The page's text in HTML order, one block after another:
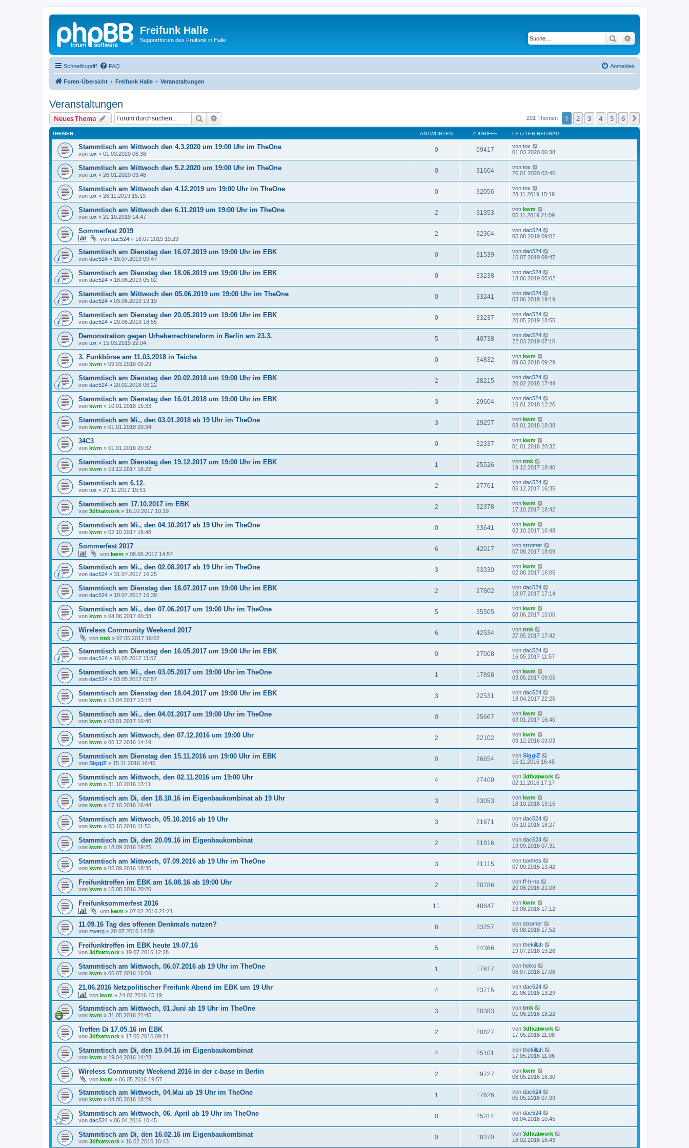
Freifunk Halle
Supportforum des Freifunk in Halle Suche
Schnellzugriff FAQ Anmelden
Foren-Übersicht Freifunk Halle Veranstaltungen
Veranstaltungen
Neues Thema Suche 291 Themen 1 2 3 4 5 6
THEMEN ANTWORTEN ZUGRIFFE LETZTER BEITRAG
Stammtisch am Mittwoch den 4.3.2020 um 19:00 Uhr im TheOne
von tox » 01.03.2020 06:38
0 69417 von tox
01.03.2020 06:38
Stammtisch am Mittwoch den 5.2.2020 um 19:00 Uhr im TheOne
von tox » 26.01.2020 03:46
0 31604 von tox
26.01.2020 03:46
Stammtisch am Mittwoch den 4.12.2019 um 19:00 Uhr im TheOne
von tox » 28.11.2019 15:19
0 32056 von tox
28.11.2019 15:19
Stammtisch am Mittwoch den 6.11.2019 um 19:00 Uhr im TheOne
von tox » 21.10.2019 14:47
2 31353 von kwm
05.11.2019 21:09
Sommerfest 2019
von dac524 » 16.07.2019 19:29
2 32364 von dac524
05.08.2019 09:02
Stammtisch am Dienstag den 16.07.2019 um 19:00 Uhr im EBK
von dac524 » 16.07.2019 09:47
0 31539 von dac524
16.07.2019 09:47
Stammtisch am Dienstag den 18.06.2019 um 19:00 Uhr im EBK
von dac524 » 18.06.2019 05:02
0 33238 von dac524
18.06.2019 05:02
Stammtisch am Mittwoch den 05.06.2019 um 19:00 Uhr im TheOne
von dac524 » 03.06.2019 19:19
0 33241 von dac524
03.06.2019 19:19
Stammtisch am Dienstag den 20.05.2019 um 19:00 Uhr im EBK
von dac524 » 20.05.2019 18:55
0 33237 von dac524
20.05.2019 18:55
Demonstration gegen Urheberrechtsreform in Berlin am 23.3.
von tox » 15.03.2019 22:04
5 40738 von dac524
22.03.2019 07:10
3. Funkbörse am 11.03.2018 in Teicha
von kwm » 09.03.2018 09:29
0 34832 von kwm
09.03.2018 09:29
Stammtisch am Dienstag den 20.02.2018 um 19:00 Uhr im EBK
von dac524 » 20.02.2018 06:22
2 28215 von dac524
20.02.2018 17:44
Stammtisch am Dienstag den 16.01.2018 um 19:00 Uhr im EBK
von kwm » 10.01.2018 15:33
3 29604 von dac524
16.01.2018 12:26
Stammtisch am Mi., den 03.01.2018 ab 19 Uhr im TheOne
von kwm » 01.01.2018 20:34
3 29257 von kwm
03.01.2018 18:38
34C3
von kwm » 01.01.2018 20:32
0 32337 von kwm
01.01.2018 20:32
Stammtisch am Dienstag den 19.12.2017 um 19:00 Uhr im EBK
von kwm » 19.12.2017 18:22
1 25526 von tmk
19.12.2017 18:40
Stammtisch am 6.12.
von tox » 27.11.2017 19:51
2 27761 von dac524
06.12.2017 16:35
Stammtisch am 17.10.2017 im EBK
von 3dfxatwork » 16.10.2017 10:19
2 32378 von kwm
17.10.2017 18:42
Stammtisch am Mi., den 04.10.2017 ab 19 Uhr im TheOne
von kwm » 02.10.2017 16:48
0 33641 von kwm
02.10.2017 16:48
Sommerfest 2017
von kwm » 08.06.2017 14:57
6 42017 von stromer
07.08.2017 18:09
Stammtisch am Mi., den 02.08.2017 ab 19 Uhr im TheOne
von dac524 » 31.07.2017 16:25
3 33330 von kwm
02.08.2017 16:05
Stammtisch am Dienstag den 18.07.2017 um 19:00 Uhr im EBK
von dac524 » 18.07.2017 16:39
2 27802 von dac524
18.07.2017 17:14
Stammtisch am Mi., den 07.06.2017 um 19:00 Uhr im TheOne
von kwm » 04.06.2017 00:33
5 35505 von kwm
08.06.2017 15:00
Wireless Community Weekend 2017
von tmk » 07.05.2017 16:52
6 42534 von tmk
27.05.2017 17:42
Stammtisch am Dienstag den 16.05.2017 um 19:00 Uhr im EBK
von dac524 » 16.05.2017 11:57
0 27008 von dac524
16.05.2017 11:57
Stammtisch am Mi., den 03.05.2017 um 19:00 Uhr im TheOne
von dac524 » 03.05.2017 07:57
1 17898 von kwm
03.05.2017 09:05
Stammtisch am Dienstag den 18.04.2017 um 19:00 Uhr im EBK
von kwm » 13.04.2017 13:18
3 22531 von dac524
18.04.2017 22:25
Stammtisch am Mi., den 04.01.2017 um 19:00 Uhr im TheOne
von kwm » 03.01.2017 16:40
0 25667 von kwm
03.01.2017 16:40
Stammtisch am Mittwoch, den 07.12.2016 um 19:00 Uhr
von kwm » 06.12.2016 14:19
2 22102 von kwm
09.12.2016 03:03
Stammtisch am Dienstag den 15.11.2016 um 19:00 Uhr im EBK
von SiggiZ » 15.11.2016 16:45
0 26654 von SiggiZ
15.11.2016 16:45
Stammtisch am Mittwoch, den 02.11.2016 um 19:00 Uhr
von kwm » 31.10.2016 13:11
4 27409 von 3dfxatwork
02.11.2016 17:17
Stammtisch am Di, den 18.10.16 im Eigenbaukombinat ab 19 Uhr
von kwm » 17.10.2016 16:44
3 23053 von kwm
18.10.2016 19:15
Stammtisch am Mittwoch, 05.10.2016 ab 19 Uhr
von kwm » 05.10.2016 11:53
3 21671 von dac524
05.10.2016 18:27
Stammtisch am Di, den 20.09.16 im Eigenbaukombinat
von kwm » 18.09.2016 19:25
2 21816 von dac524
19.09.2016 07:31
Stammtisch am Mittwoch, 07.09.2016 ab 19 Uhr im TheOne
von kwm » 06.09.2016 18:35
3 21115 von tuxmos
07.09.2016 13:42
Freifunktreffen im EBK am 16.08.16 ab 19:00 Uhr
von kwm » 15.08.2016 20:20
2 20786 von ff-h-no
20.08.2016 21:08
Freifunksommerfest 2016
von kwm » 07.02.2016 21:21
11 48847 von kwm
13.08.2016 17:12
11.09.16 Tag des offenen Denkmals nutzen?
von zwerg » 28.07.2016 14:59
8 33257 von stromer
05.08.2016 17:52
Freifunktreffen im EBK heute 19.07.16
von 3dfxatwork » 19.07.2016 12:28
5 24366 von thekillah
19.07.2016 19:28
Stammtisch am Mittwoch, 06.07.2016 ab 19 Uhr im TheOne
von kwm » 06.07.2016 16:59
1 17617 von heiko
06.07.2016 17:06
21.06.2016 Netzpolitischer Freifunk Abend im EBK um 19 Uhr
von kwm » 24.02.2016 15:19
4 23715 von dac524
21.06.2016 13:29
Stammtisch am Mittwoch, 01.Juni ab 19 Uhr im TheOne
von kwm » 31.05.2016 21:45
3 20383 von tmk
01.06.2016 18:22
Treffen Di 17.05.16 im EBK
von 3dfxatwork » 17.05.2016 09:21
2 20827 von 3dfxatwork
17.05.2016 11:08
Stammtisch am Di, den 19.04.16 im Eigenbaukombinat
von kwm » 19.04.2016 14:28
4 25101 von thekillah
17.05.2016 11:06
Wireless Community Weekend 2016 in der c-base in Berlin
von kwm » 06.05.2016 19:57
2 19727 von kwm
08.05.2016 16:30
Stammtisch am Mittwoch, 04.Mai ab 19 Uhr im TheOne
von kwm » 04.05.2016 18:29
1 17626 von dac524
05.05.2016 07:39
Stammtisch am Mittwoch, 06. April ab 19 Uhr im TheOne
von dac524 » 06.04.2016 10:45
0 25314 von dac524
06.04.2016 10:45
Stammtisch am Di, den 16.02.16 im Eigenbaukombinat
von 3dfxatwork » 16.02.2016 16:43
0 18370 von 3dfxatwork
16.02.2016 16:43